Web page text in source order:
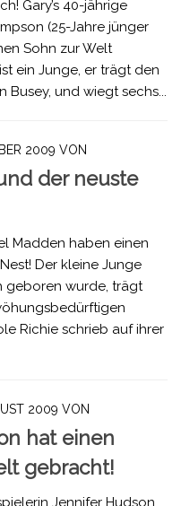
Gary’s 40-jährige
(25-Jahre jünger
Sohn zur Welt
ein Junge, er trägt den
Busey, und wiegt sechs...
2009 VON
der neuste
Madden haben einen
Der kleine Junge
geboren wurde, trägt
Richie schrieb auf ihrer
2009 VON
hat einen
gebracht!
Jennifer Hudson